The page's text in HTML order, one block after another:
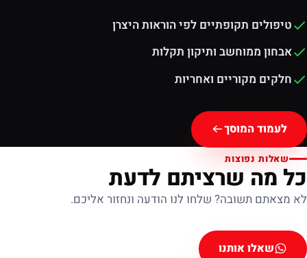
טיפולים תקופתיים לפי הוראות היצרן
אבחון ממוחשב ותיקון תקלות
חלקים מקוריים ואחריות
לעמוד המוסך
שאלות נפוצות
כל מה שרציתם לדעת
לא מצאתם תשובה? שלחו לנו הודעה ונחזור אליכם.
שאלו אותנו